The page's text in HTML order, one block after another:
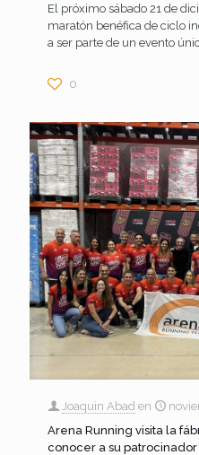
El próximo sábado 21 de
maratón benéfica de ciclo
a ser parte de un evento
0
Joaquin Abad en
Arena Running visita la
conocer a su